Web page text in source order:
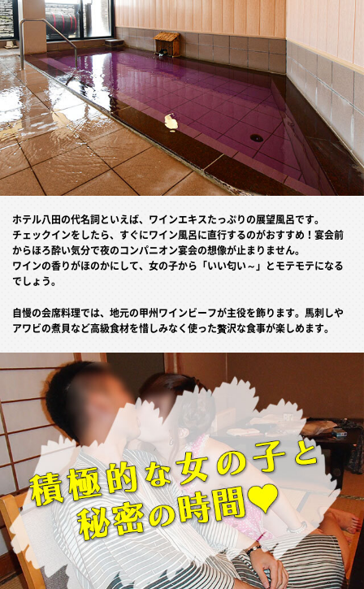
ホテル八田の代名詞といえば、ワインエキスたっぷりの展望風呂です。
チェックインをしたら、すぐにワイン風呂に直行するのがおすすめ！宴会前
からほろ酔い気分で夜のコンパニオン宴会の想像が止まりません。
ワインの香りがほのかにして、女の子から「いい匂い～」とモテモテになる
でしょう。
自慢の会席料理では、地元の甲州ワインビーフが主役を飾ります。馬刺しや
アワビの煮貝など高級食材を惜しみなく使った贅沢な食事が楽しめます。